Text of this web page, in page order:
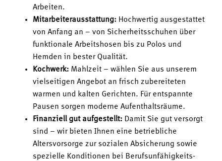
Arbeiten.
Mitarbeiterausstattung: Hochwertig ausgestattet
von Anfang an – von Sicherheitsschuhen über
funktionale Arbeitshosen bis zu Polos und
Hemden in bester Qualität.
Kochwerk: Mahlzeit – wählen Sie aus unserem
vielseitigen Angebot an frisch zubereiteten
warmen und kalten Gerichten. Für entspannte
Pausen sorgen moderne Aufenthaltsräume.
Finanziell gut aufgestellt: Damit Sie gut versorgt
sind – wir bieten Ihnen eine betriebliche
Altersvorsorge zur sozialen Absicherung sowie
spezielle Konditionen bei Berufsunfähigkeits-